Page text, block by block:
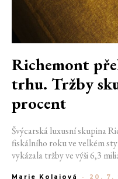
Richemont
trhu. Tržby
procent
Švýcarská luxusní skupina
fiskálního roku ve velkém
vykázala tržby ve výši 6,3
Marie Kolajová - 20. 7.